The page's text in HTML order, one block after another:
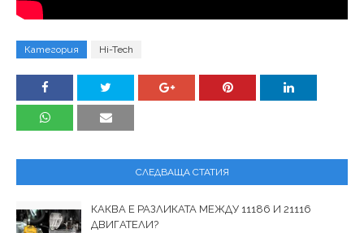
Категория Hi-Tech
СЛЕДВАЩА СТАТИЯ
КАКВА Е РАЗЛИКАТА МЕЖДУ 11186 И 21116
ДВИГАТЕЛИ?